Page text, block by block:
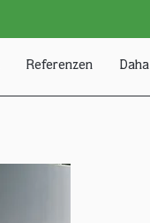
Referenzen Daha